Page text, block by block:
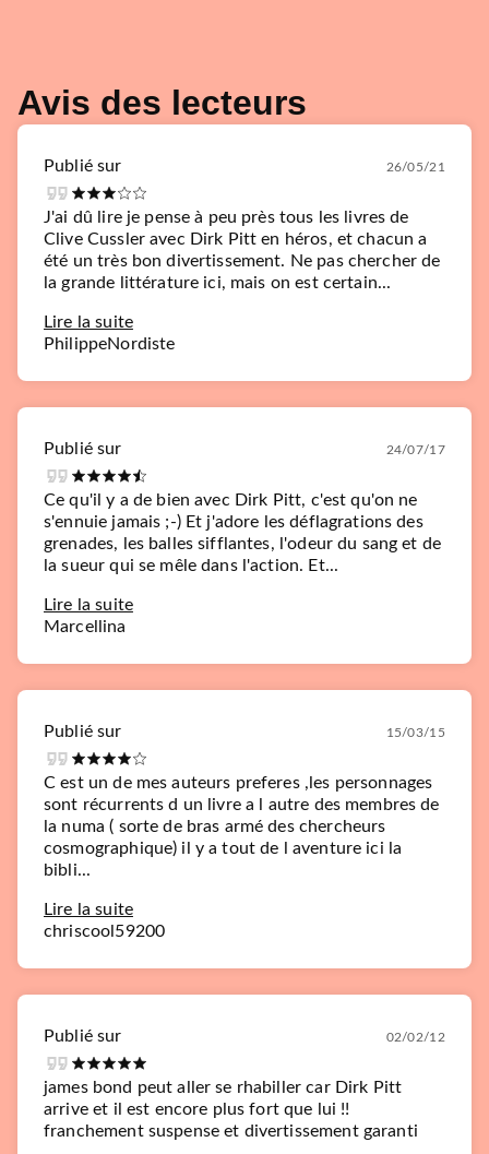
Avis des lecteurs
Publié sur 26/05/21
J'ai dû lire je pense à peu près tous les livres de
Clive Cussler avec Dirk Pitt en héros, et chacun a
été un très bon divertissement. Ne pas chercher de
la grande littérature ici, mais on est certain...
Lire la suite
PhilippeNordiste
Publié sur 24/07/17
Ce qu'il y a de bien avec Dirk Pitt, c'est qu'on ne
s'ennuie jamais ;-) Et j'adore les déflagrations des
grenades, les balles sifflantes, l'odeur du sang et de
la sueur qui se mêle dans l'action. Et...
Lire la suite
Marcellina
Publié sur 15/03/15
C est un de mes auteurs preferes ,les personnages
sont récurrents d un livre a l autre des membres de
la numa ( sorte de bras armé des chercheurs
cosmographique) il y a tout de l aventure ici la
bibli...
Lire la suite
chriscool59200
Publié sur 02/02/12
james bond peut aller se rhabiller car Dirk Pitt
arrive et il est encore plus fort que lui !!
franchement suspense et divertissement garanti